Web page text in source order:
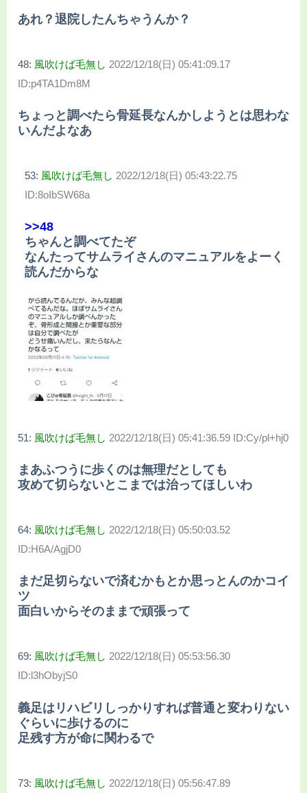
あれ？退院したんちゃうんか？
48: 風吹けば毛無し 2022/12/18(日) 05:41:09.17
ID:p4TA1Dm8M
ちょっと調べたら骨延長なんかしようとは思わな
いんだよなあ
53: 風吹けば毛無し 2022/12/18(日) 05:43:22.75
ID:8oIbSW68a
>>48
ちゃんと調べてたぞ
なんたってサムライさんのマニュアルをよーく
読んだからな
51: 風吹けば毛無し 2022/12/18(日) 05:41:36.59 ID:Cy/pl+hj0
まあふつうに歩くのは無理だとしても
攻めて切らないとこまでは治ってほしいわ
64: 風吹けば毛無し 2022/12/18(日) 05:50:03.52
ID:H6A/AgjD0
まだ足切らないで済むかもとか思っとんのかコイ
ツ
面白いからそのままで頑張って
69: 風吹けば毛無し 2022/12/18(日) 05:53:56.30
ID:l3hObyjS0
義足はリハビリしっかりすれば普通と変わりない
ぐらいに歩けるのに
足残す方が命に関わるで
73: 風吹けば毛無し 2022/12/18(日) 05:56:47.89